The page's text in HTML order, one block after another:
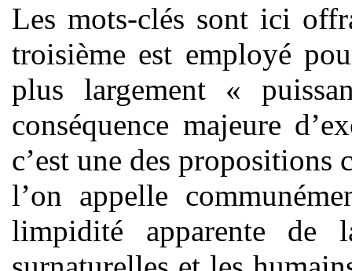
Les mots-clés sont ici
troisième est employé
plus largement «
conséquence majeure
c’est une des
l’on appelle
limpidité apparente de